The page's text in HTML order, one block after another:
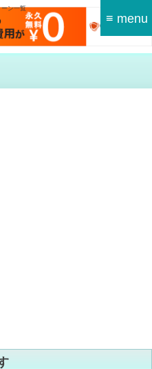
ーン一覧
≡ menu